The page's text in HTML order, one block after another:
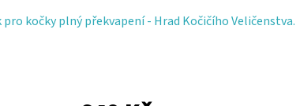
pro kočky plný překvapení - Hrad Kočičího Veličenstva.